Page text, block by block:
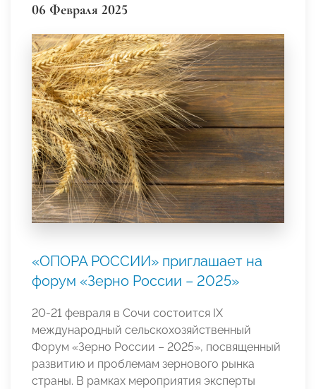
06 Февраля 2025
«ОПОРА РОССИИ» приглашает на
форум «Зерно России – 2025»
20-21 февраля в Сочи состоится IX
международный сельскохозяйственный
Форум «Зерно России – 2025», посвященный
развитию и проблемам зернового рынка
страны. В рамках мероприятия эксперты